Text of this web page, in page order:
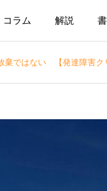
コラム 解説
棄ではない 【発達障害ク